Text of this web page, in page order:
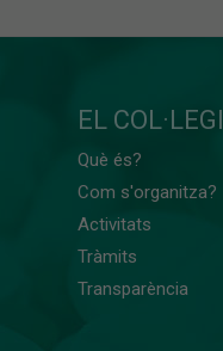
EL COL·LEGI
Què és?
Com s'organitza?
Activitats
Tràmits
Transparència